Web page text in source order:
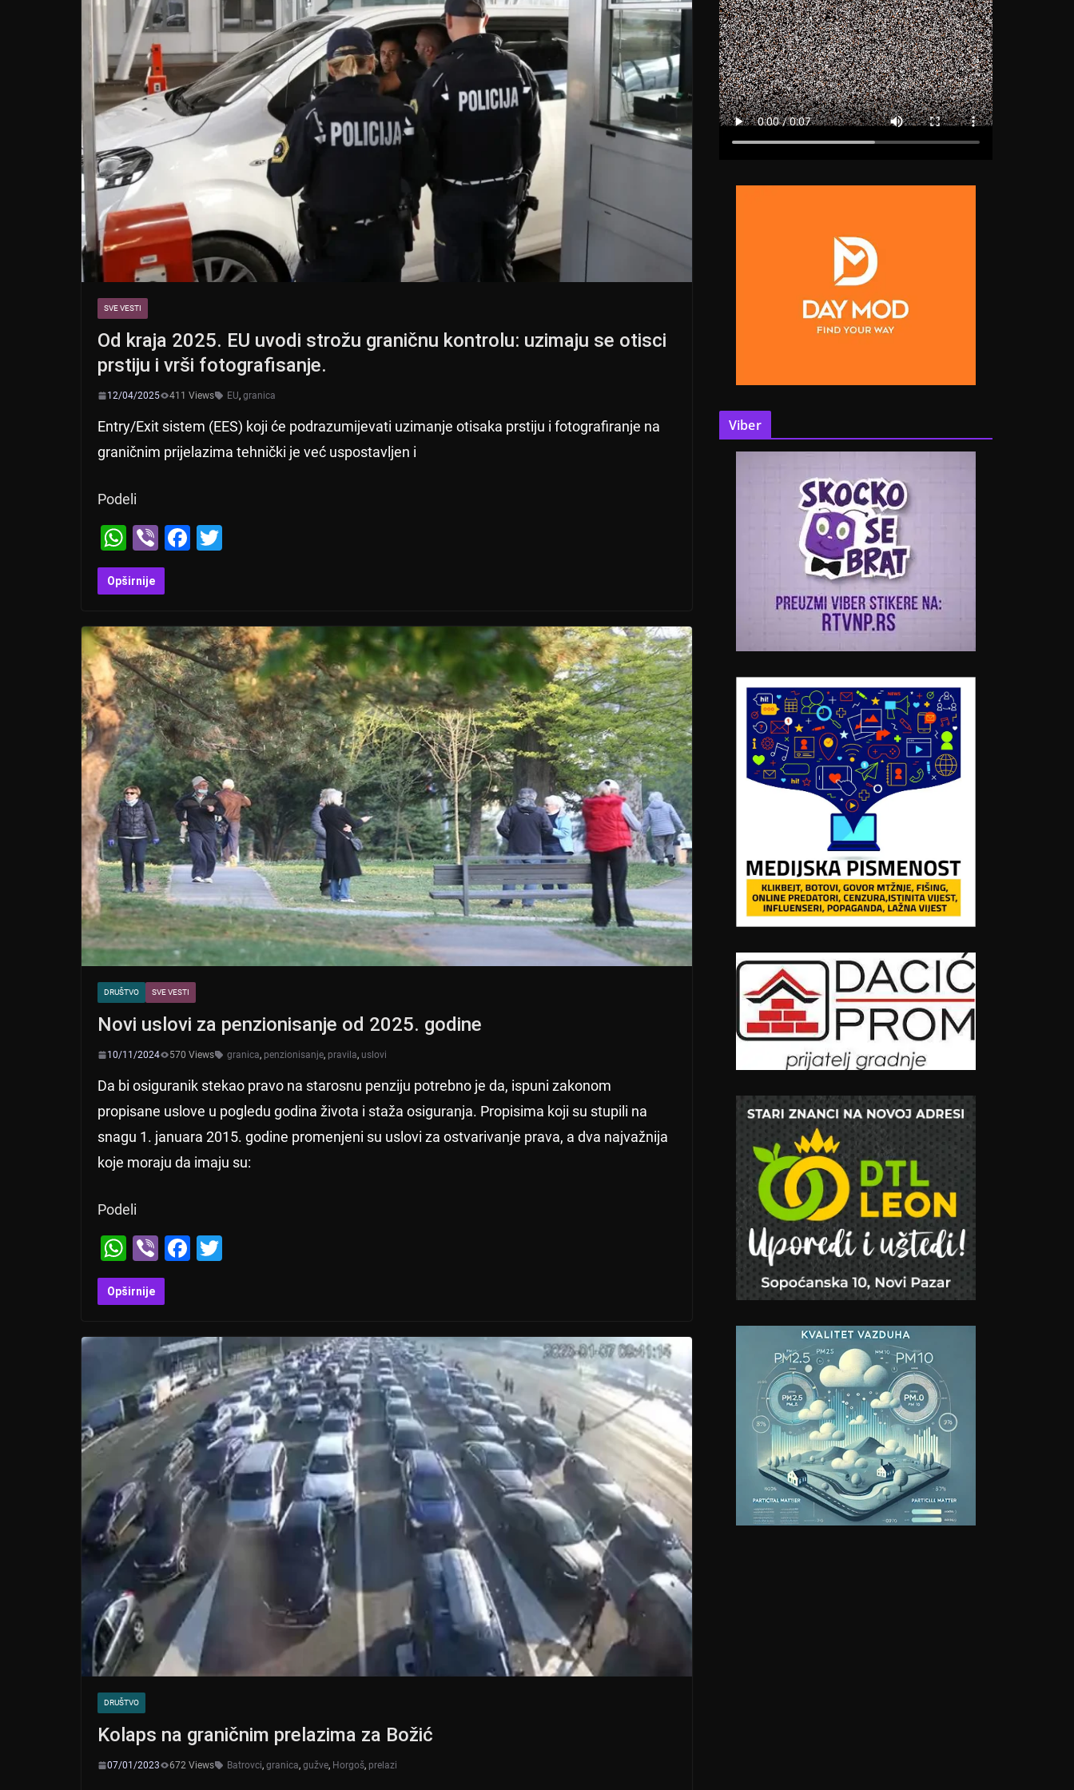
SVE VESTI
Od kraja 2025. EU uvodi strožu graničnu kontrolu: uzimaju se otisci
prstiju i vrši fotografisanje.
12/04/2025 411 Views EU, granica
Entry/Exit sistem (EES) koji će podrazumijevati uzimanje otisaka prstiju i fotografiranje na
graničnim prijelazima tehnički je već uspostavljen i
Podeli
W
h
at
A
p
p
Vi
b
er
F
b
o
o
k
Opširnije
DRUŠTVO SVE VESTI
Novi uslovi za penzionisanje od 2025. godine
10/11/2024 570 Views granica, penzionisanje, pravila, uslovi
Da bi osiguranik stekao pravo na starosnu penziju potrebno je da, ispuni zakonom
propisane uslove u pogledu godina života i staža osiguranja. Propisima koji su stupili na
snagu 1. januara 2015. godine promenjeni su uslovi za ostvarivanje prava, a dva najvažnija
koje moraju da imaju su:
Podeli
W
h
at
p
p
Vi
b
er
F
b
o
o
k
Opširnije
DRUŠTVO
Kolaps na graničnim prelazima za Božić
07/01/2023 672 Views Batrovci, granica, gužve, Horgoš, prelazi
Viber